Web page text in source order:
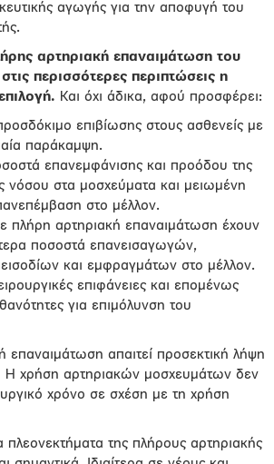
αγωγής για την αποφυγή του
αρτηριακή επαναιμάτωση του
περισσότερες περιπτώσεις η
Και όχι άδικα, αφού προσφέρει:
επιβίωσης στους ασθενείς με
παράκαμψη.
επανεμφάνισης και προόδου της
νόσου στα μοσχεύματα και μειωμένη
στο μέλλον.
πλήρη αρτηριακή επαναιμάτωση έχουν
ποσοστά επανεισαγωγών,
και εμφραγμάτων στο μέλλον.
επιφάνειες και επομένως
για επιμόλυνση του
επαναιμάτωση απαιτεί προσεκτική λήψη
χρήση αρτηριακών μοσχευμάτων δεν
χρόνο σε σχέση με τη χρήση
πλεονεκτήματα της πλήρους αρτηριακής